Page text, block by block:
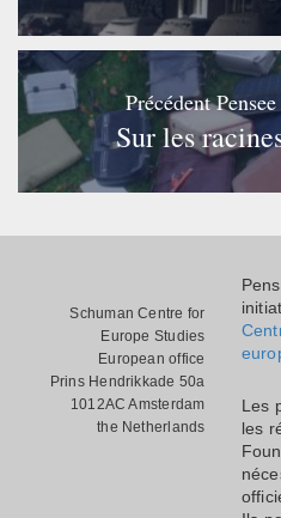
Précédent
Sur les
Schuman Centre for
Europe Studies
European office
Prins Hendrikkade 50a
1012AC Amsterdam
the Netherlands
Les
les